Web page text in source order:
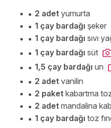
2 adet yumurta
1 çay bardağı şeker
1 çay bardağı sıvı
1 çay bardağı süt
1,5 çay bardağı un
2 adet vanilin
2 paket kabartma
2 adet mandalina
1 çay bardağı toz